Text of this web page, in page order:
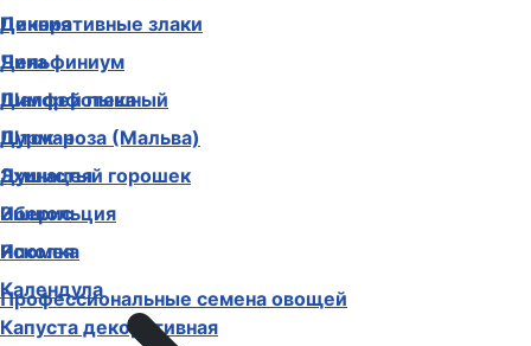
Декоративные злаки
Дельфиниум
Диморфотека
Дурман
Душистый горошек
Иберис
Ипомея
Календула
Капуста декоративная
Цинния
Чина
Шалфей пышный
Шток-роза (Мальва)
Эхинацея
Эшшольция
Ясколка
Профессиональные семена овощей